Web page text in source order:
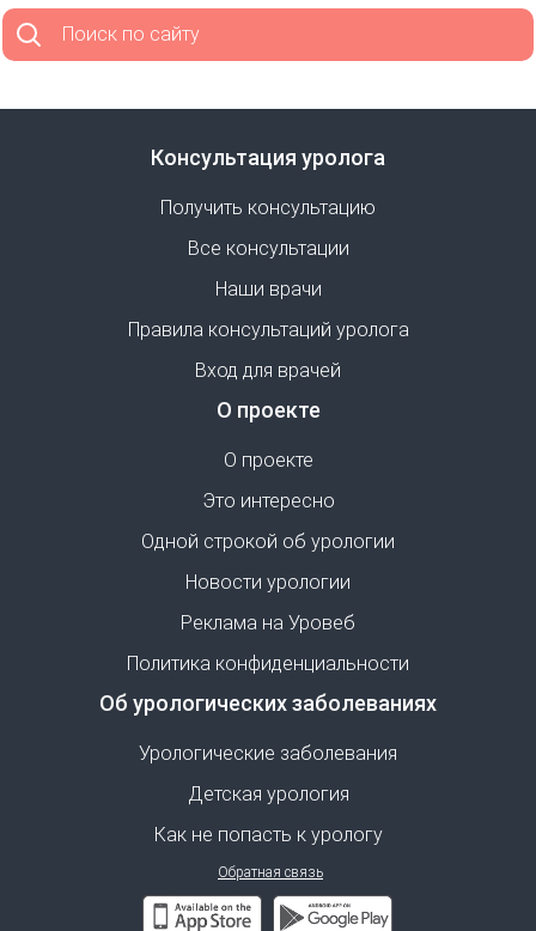
Поиск по сайту
Консультация уролога
Получить консультацию
Все консультации
Наши врачи
Правила консультаций уролога
Вход для врачей
О проекте
О проекте
Это интересно
Одной строкой об урологии
Новости урологии
Реклама на Уровеб
Политика конфиденциальности
Об урологических заболеваниях
Урологические заболевания
Детская урология
Как не попасть к урологу
Обратная связь